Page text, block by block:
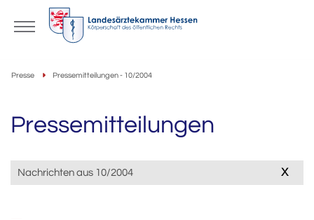
Presse Pressemitteilungen - 10/2004
Pressemitteilungen
Nachrichten aus 10/2004 x